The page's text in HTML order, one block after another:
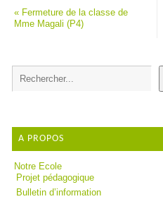
«Fermeture de la classe de
Mme Magali (P4)
A PROPOS
Notre Ecole
Projet pédagogique
Bulletin d’information